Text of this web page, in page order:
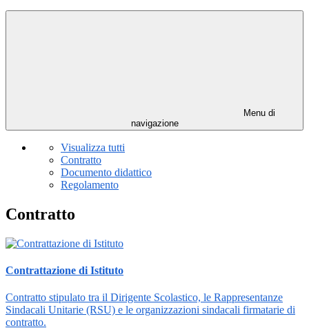
Menu di
navigazione
Visualizza tutti
Contratto
Documento didattico
Regolamento
Contratto
Contrattazione di Istituto
Contratto stipulato tra il Dirigente Scolastico, le Rappresentanze
Sindacali Unitarie (RSU) e le organizzazioni sindacali firmatarie di
contratto.